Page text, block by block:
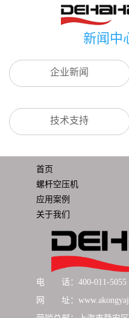
新闻中
企业新闻
技术支持
首页
螺杆空压机
应用案例
关于我们
电 话：400-011-5055
网 址：